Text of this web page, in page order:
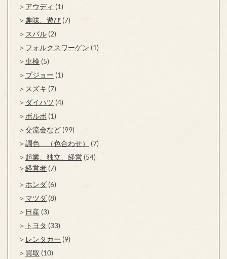
アウディ (1)
趣味、遊び (7)
スバル (2)
フォルクスワーゲン (1)
車検 (5)
プジョー (1)
スズキ (7)
ダイハツ (4)
ボルボ (1)
交流会など (99)
調色 （色合わせ）
(7)
起業、独立、経営 (54)
経営者 (7)
ホンダ (6)
マツダ (8)
日産 (3)
トヨタ (33)
レンタカー (9)
買取 (10)